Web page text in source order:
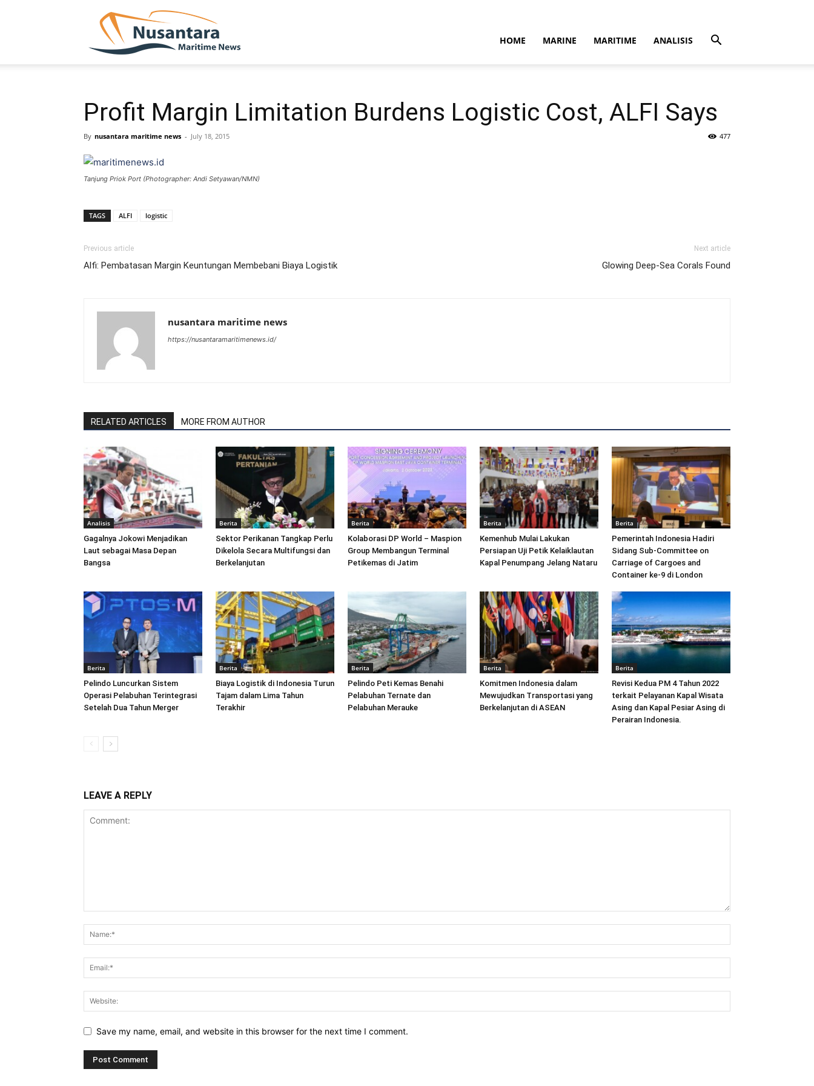
HOME MARINE MARITIME ANALISIS
Profit Margin Limitation Burdens Logistic Cost, ALFI Says
By nusantara maritime news - July 18, 2015 477
Tanjung Priok Port (Photographer: Andi Setyawan/NMN)
TAGS ALFI logistic
Previous article
Alfi: Pembatasan Margin Keuntungan Membebani Biaya Logistik
Next article
Glowing Deep-Sea Corals Found
nusantara maritime news
https://nusantaramaritimenews.id/
RELATED ARTICLES MORE FROM AUTHOR
Analisis
Gagalnya Jokowi Menjadikan
Laut sebagai Masa Depan
Bangsa
Berita
Sektor Perikanan Tangkap Perlu
Dikelola Secara Multifungsi dan
Berkelanjutan
Berita
Kolaborasi DP World – Maspion
Group Membangun Terminal
Petikemas di Jatim
Berita
Kemenhub Mulai Lakukan
Persiapan Uji Petik Kelaiklautan
Kapal Penumpang Jelang Nataru
Berita
Pemerintah Indonesia Hadiri
Sidang Sub-Committee on
Carriage of Cargoes and
Container ke-9 di London
Berita
Pelindo Luncurkan Sistem
Operasi Pelabuhan Terintegrasi
Setelah Dua Tahun Merger
Berita
Biaya Logistik di Indonesia Turun
Tajam dalam Lima Tahun
Terakhir
Berita
Pelindo Peti Kemas Benahi
Pelabuhan Ternate dan
Pelabuhan Merauke
Berita
Komitmen Indonesia dalam
Mewujudkan Transportasi yang
Berkelanjutan di ASEAN
Berita
Revisi Kedua PM 4 Tahun 2022
terkait Pelayanan Kapal Wisata
Asing dan Kapal Pesiar Asing di
Perairan Indonesia.
LEAVE A REPLY
Save my name, email, and website in this browser for the next time I comment.